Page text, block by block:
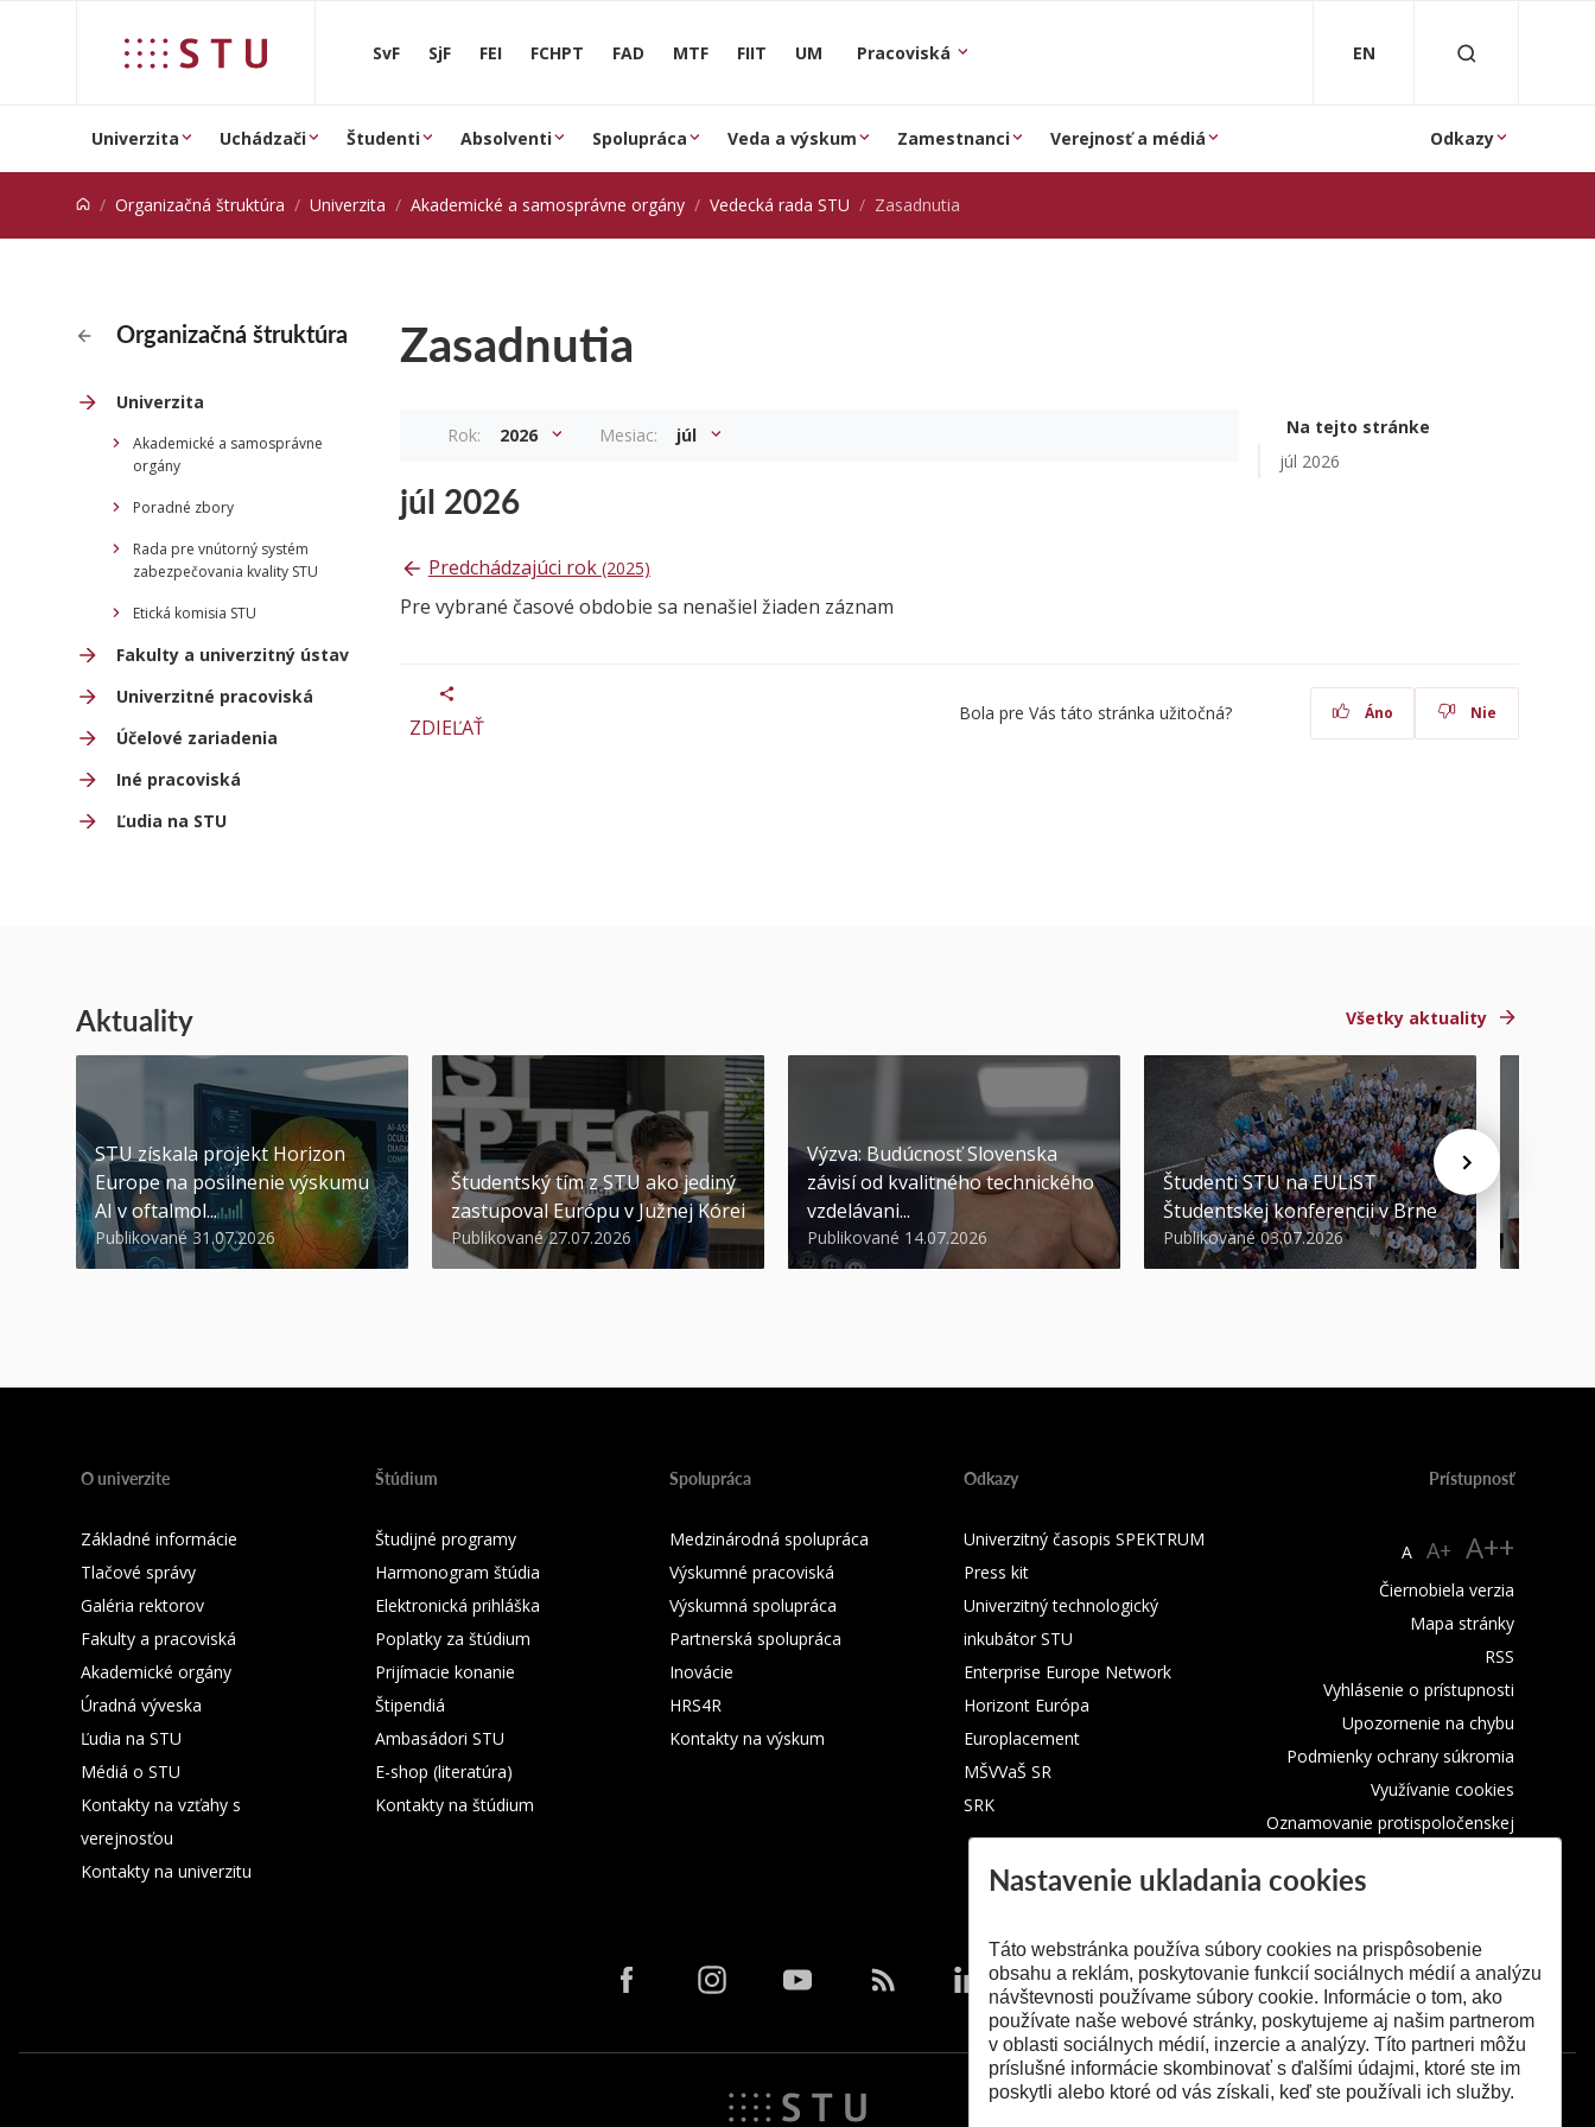
SvF SjF FEI FCHPT FAD MTF FIIT UM Pracoviská EN
Univerzita Uchádzači Študenti Absolventi Spolupráca Veda a výskum Zamestnanci Verejnosť a médiá Odkazy
Organizačná štruktúra Univerzita Akademické a samosprávne orgány Vedecká rada STU Zasadnutia
Organizačná štruktúra
Univerzita
Akademické a samosprávne
orgány
Poradné zbory
Rada pre vnútorný systém
zabezpečovania kvality STU
Etická komisia STU
Fakulty a univerzitný ústav
Univerzitné pracoviská
Účelové zariadenia
Iné pracoviská
Ľudia na STU
Zasadnutia
Na tejto stránke
júl 2026
Rok: 2026 Mesiac: júl
júl 2026
Predchádzajúci rok (2025)
Pre vybrané časové obdobie sa nenašiel žiaden záznam
ZDIEĽAŤ
Bola pre Vás táto stránka užitočná? Áno Nie
Aktuality Všetky aktuality
STU získala projekt Horizon
Europe na posilnenie výskumu
AI v oftalmol...
Publikované 31.07.2026
Študentský tím z STU ako jediný
zastupoval Európu v Južnej Kórei
Publikované 27.07.2026
Výzva: Budúcnosť Slovenska
závisí od kvalitného technického
vzdelávani...
Publikované 14.07.2026
Študenti STU na EULiST
Študentskej konferencii v Brne
Publikované 03.07.2026
O univerzite
Základné informácie
Tlačové správy
Galéria rektorov
Fakulty a pracoviská
Akademické orgány
Úradná výveska
Ľudia na STU
Médiá o STU
Kontakty na vzťahy s
verejnosťou
Kontakty na univerzitu
Štúdium
Študijné programy
Harmonogram štúdia
Elektronická prihláška
Poplatky za štúdium
Prijímacie konanie
Štipendiá
Ambasádori STU
E-shop (literatúra)
Kontakty na štúdium
Spolupráca
Medzinárodná spolupráca
Výskumné pracoviská
Výskumná spolupráca
Partnerská spolupráca
Inovácie
HRS4R
Kontakty na výskum
Odkazy
Univerzitný časopis SPEKTRUM
Press kit
Univerzitný technologický
inkubátor STU
Enterprise Europe Network
Horizont Európa
Europlacement
MŠVVaŠ SR
SRK
Prístupnosť
A A+ A++
Čiernobiela verzia
Mapa stránky
RSS
Vyhlásenie o prístupnosti
Upozornenie na chybu
Podmienky ochrany súkromia
Využívanie cookies
Oznamovanie protispoločenskej
Nastavenie ukladania cookies
Táto webstránka používa súbory cookies na prispôsobenie
obsahu a reklám, poskytovanie funkcií sociálnych médií a analýzu
návštevnosti používame súbory cookie. Informácie o tom, ako
používate naše webové stránky, poskytujeme aj našim partnerom
v oblasti sociálnych médií, inzercie a analýzy. Títo partneri môžu
príslušné informácie skombinovať s ďalšími údajmi, ktoré ste im
poskytli alebo ktoré od vás získali, keď ste používali ich služby.